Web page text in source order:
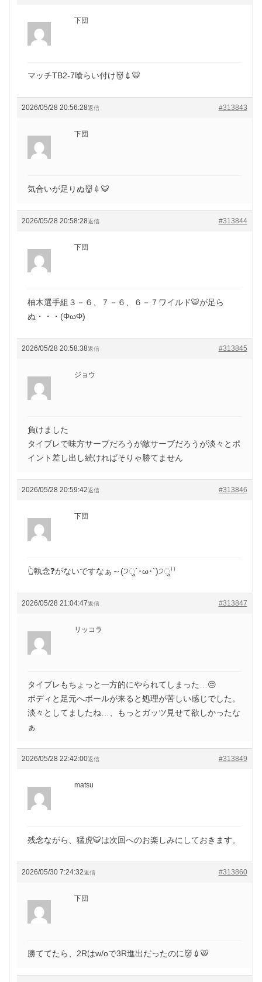
下団
マッチTB2-7喰らい付け👹💉🐯
2026/05/28 20:56:28 #313843
返信
下団
気合いが足りぬ👹💉🐯
2026/05/28 20:58:28 #313844
返信
下団
柚木選手組３－６、７－６、６－７ワイルド🐯が足ら
ぬ・・・(ΦωΦ)
2026/05/28 20:58:38 #313845
返信
ジョウ
負けました
タイブレで味方サーブだろうが敵サーブだろうが淡々とポ
イント差し出し続ければそりゃ勝てません
2026/05/28 20:59:42 #313846
返信
下団
👆執念❓がないですなぁ～(੭ु´･ω･`)੭ु⁾⁾
2026/05/28 21:04:47 #313847
返信
リッコラ
タイブレもちょっと一方的にやられてしまった…😔
ボディと足元へボールが来ると処理が苦しい感じでした。
淡々としてましたね…、もっとガッツ見せて欲しかったな
ぁ
2026/05/28 22:42:00 #313849
返信
matsu
残念ながら、猛虎🐯は次回へのお楽しみにしておきます。
2026/05/30 7:24:32 #313860
返信
下団
勝ててたら、2Rはw/oで3R進出だったのに👹💉🐯